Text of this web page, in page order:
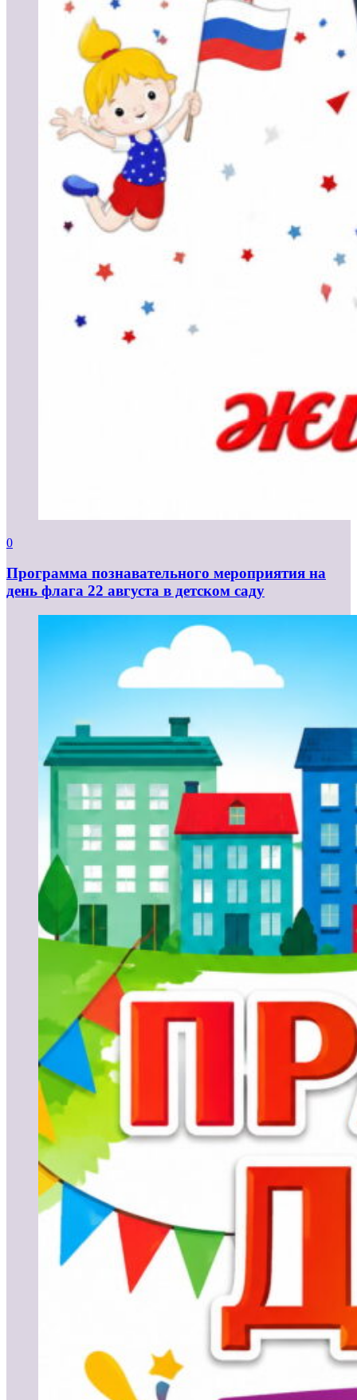
0
Программа познавательного мероприятия на
день флага 22 августа в детском саду